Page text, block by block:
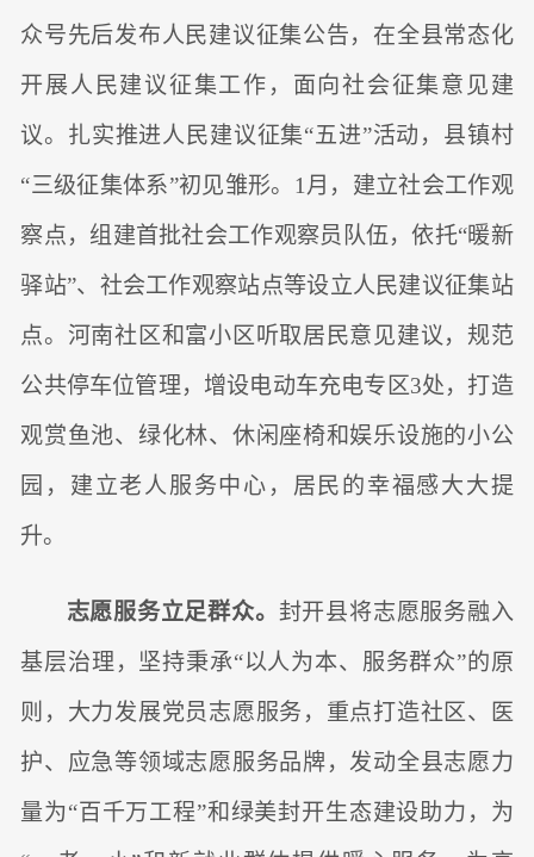
众号先后发布人民建议征集公告，在全县常态化
开展人民建议征集工作，面向社会征集意见建
议。扎实推进人民建议征集“五进”活动，县镇村
“三级征集体系”初见雏形。1月，建立社会工作观
察点，组建首批社会工作观察员队伍，依托“暖新
驿站”、社会工作观察站点等设立人民建议征集站
点。河南社区和富小区听取居民意见建议，规范
公共停车位管理，增设电动车充电专区3处，打造
观赏鱼池、绿化林、休闲座椅和娱乐设施的小公
园，建立老人服务中心，居民的幸福感大大提
升。
志愿服务立足群众。 封开县将志愿服务融入
基层治理，坚持秉承“以人为本、服务群众”的原
则，大力发展党员志愿服务，重点打造社区、医
护、应急等领域志愿服务品牌，发动全县志愿力
量为“百千万工程”和绿美封开生态建设助力，为